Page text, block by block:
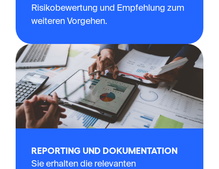
Risikobewertung und Empfehlung zum
weiteren Vorgehen.
REPORTING UND DOKUMENTATION
Sie erhalten die relevanten